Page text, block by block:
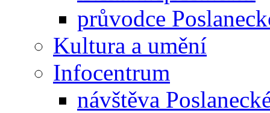
průvodce
Kultura a umění
Infocentrum
návštěva